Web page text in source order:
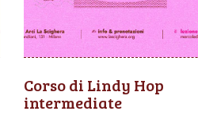
Corso di Lindy Hop
intermediate